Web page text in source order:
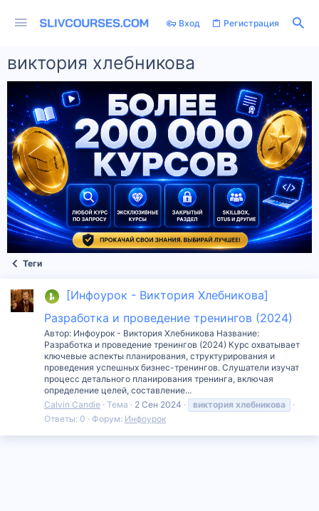
Вход Регистрация
виктория хлебникова
Теги
[Инфоурок - Виктория Хлебникова]
Разработка и проведение тренингов (2024)
Автор: Инфоурок - Виктория Хлебникова Название:
Разработка и проведение тренингов (2024) Курс охватывает
ключевые аспекты планирования, структурирования и
проведения успешных бизнес-тренингов. Слушатели изучат
процесс детального планирования тренинга, включая
определение целей, составление...
Calvin Candie Тема 2 Сен 2024 виктория хлебникова
Ответы: 0
Форум: Инфоурок